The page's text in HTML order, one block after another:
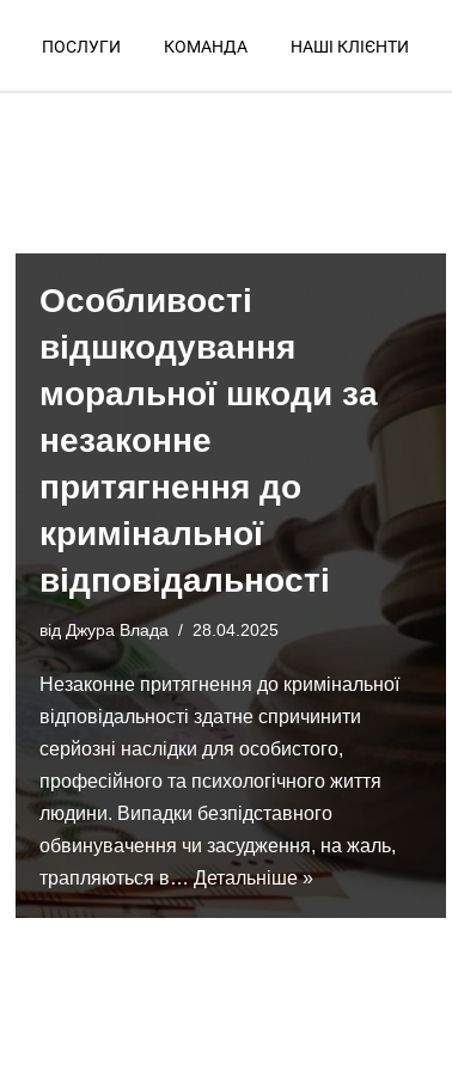
ПОСЛУГИ КОМАНДА НАШІ КЛІЄНТИ
Особливості
відшкодування
моральної шкоди за
незаконне
притягнення до
кримінальної
відповідальності
від Джура Влада 28.04.2025
Незаконне притягнення до кримінальної
відповідальності здатне спричинити
серйозні наслідки для особистого,
професійного та психологічного життя
людини. Випадки безпідставного
обвинувачення чи засудження, на жаль,
трапляються в…Детальніше »